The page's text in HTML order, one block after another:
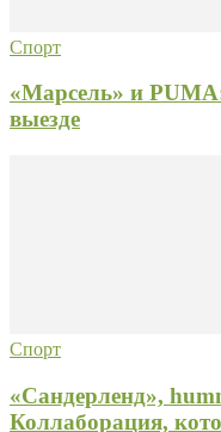
Спорт
«Марсель» и
выезде
Спорт
«Сандерленд»,
Коллаборация,